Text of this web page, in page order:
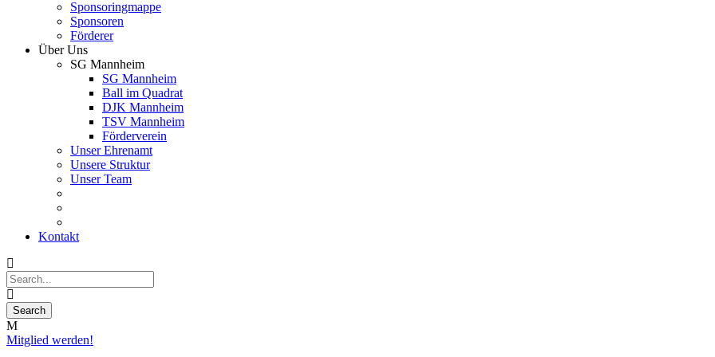
Sponsoringmappe
Sponsoren
Förderer
Über Uns
SG Mannheim
SG Mannheim
Ball im Quadrat
DJK Mannheim
TSV Mannheim
Förderverein
Unser Ehrenamt
Unsere Struktur
Unser Team
Kontakt
Mitglied werden!